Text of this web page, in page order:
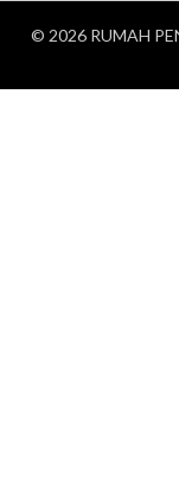
© 2026 RUMAH